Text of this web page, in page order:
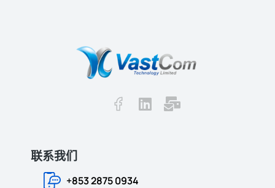
联系我们
+853 2875 0934